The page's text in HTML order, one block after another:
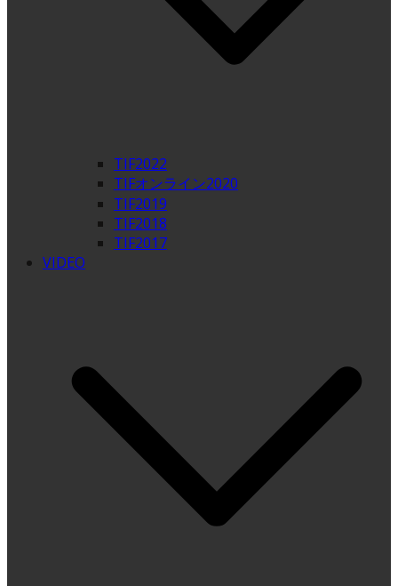
TIF2022
TIFオンライン2020
TIF2019
TIF2018
TIF2017
VIDEO